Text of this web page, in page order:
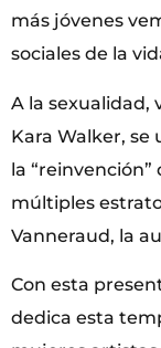
más jóvenes
sociales de la
A la sexualidad,
Kara Walker, se
la “reinvención”
múltiples
Vanneraud, la
Con esta
dedica esta